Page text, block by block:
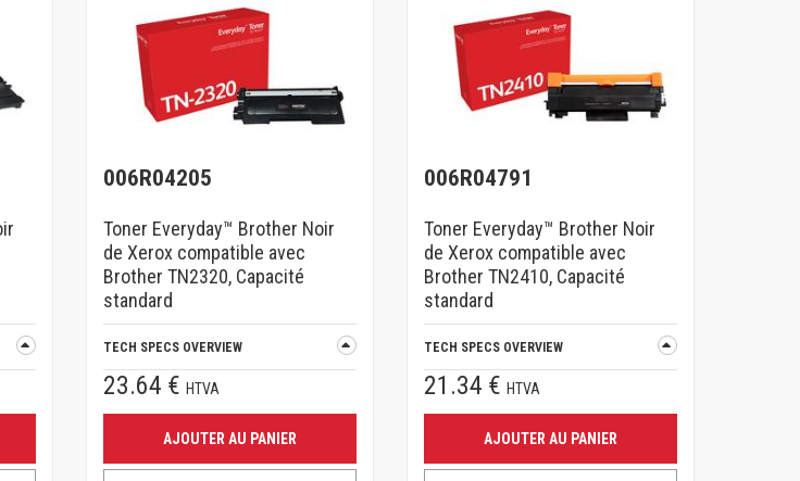
006R04205
Toner Everyday™ Brother Noir
de Xerox compatible avec
Brother TN2320, Capacité
standard
TECH SPECS OVERVIEW
23.64 € HTVA
AJOUTER AU PANIER
006R04791
Toner Everyday™ Brother Noir
de Xerox compatible avec
Brother TN2410, Capacité
standard
TECH SPECS OVERVIEW
21.34 € HTVA
AJOUTER AU PANIER